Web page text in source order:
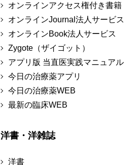
オンラインアクセス権付き書籍
オンラインJournal法人サービス
オンラインBook法人サービス
Zygote（ザイゴット）
アプリ版 当直医実践マニュアル
今日の治療薬アプリ
今日の治療薬WEB
最新の臨床WEB
洋書・洋雑誌
洋書